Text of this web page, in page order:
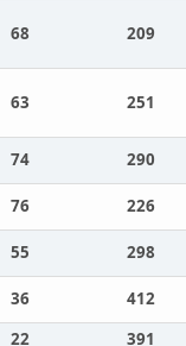
68 209
63 251
74
290
76
226
55
298
36
412
22
391